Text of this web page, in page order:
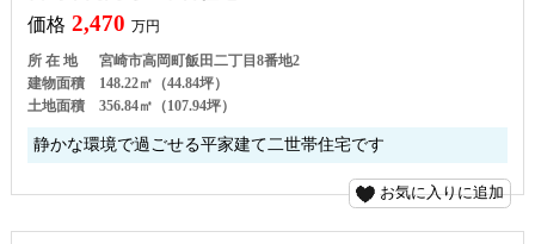
価格 2,470 万円
所 在 地
宮崎市高岡町飯田二丁目8番地2
建物面積
148.22㎡（44.84坪）
土地面積
356.84㎡（107.94坪）
静かな環境で過ごせる平家建て二世帯住宅です
お気に入りに追加